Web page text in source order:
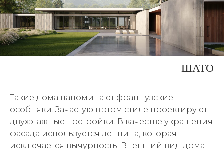
ШАТО
Такие дома напоминают французские
особняки. Зачастую в этом стиле проектируют
двухэтажные постройки. В качестве украшения
фасада используется лепнина, которая
исключается вычурность. Внешний вид дома